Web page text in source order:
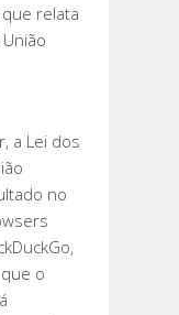
relata
a Lei dos
no
o